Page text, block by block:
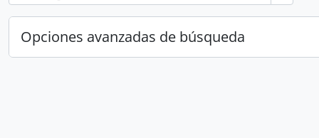
Opciones avanzadas de búsqueda